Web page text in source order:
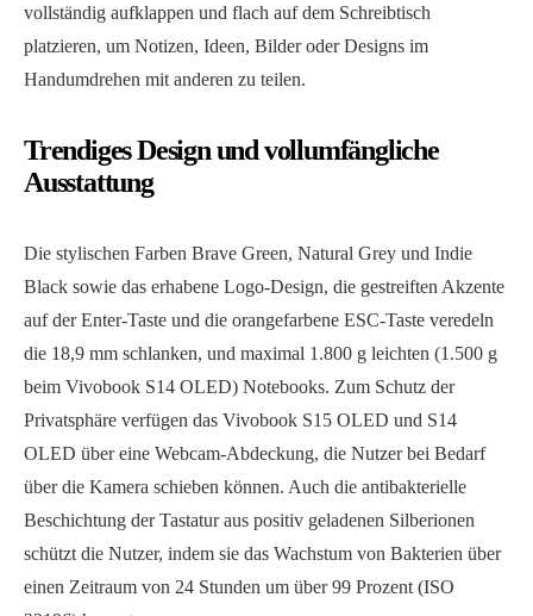
vollständig aufklappen und flach auf dem Schreibtisch
platzieren, um Notizen, Ideen, Bilder oder Designs im
Handumdrehen mit anderen zu teilen.
Trendiges Design und vollumfängliche
Ausstattung
Die stylischen Farben Brave Green, Natural Grey und Indie
Black sowie das erhabene Logo-Design, die gestreiften Akzente
auf der Enter-Taste und die orangefarbene ESC-Taste veredeln
die 18,9 mm schlanken, und maximal 1.800 g leichten (1.500 g
beim Vivobook S14 OLED) Notebooks. Zum Schutz der
Privatsphäre verfügen das Vivobook S15 OLED und S14
OLED über eine Webcam-Abdeckung, die Nutzer bei Bedarf
über die Kamera schieben können. Auch die antibakterielle
Beschichtung der Tastatur aus positiv geladenen Silberionen
schützt die Nutzer, indem sie das Wachstum von Bakterien über
einen Zeitraum von 24 Stunden um über 99 Prozent (ISO